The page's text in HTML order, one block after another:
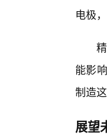
电极
能影
制造
展望